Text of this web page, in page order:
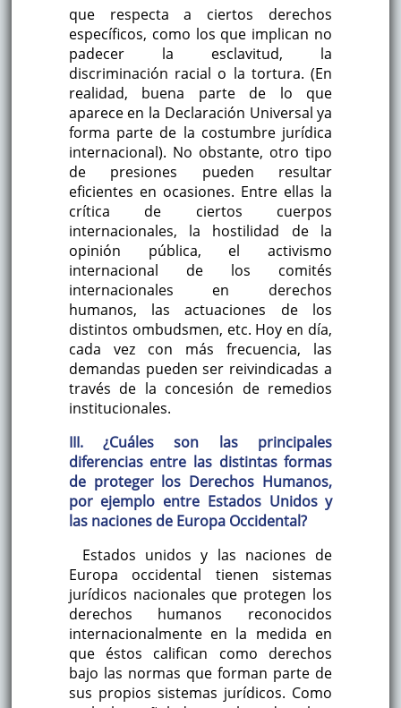
que respecta a ciertos derechos
específicos, como los que implican no
padecer la esclavitud, la
discriminación racial o la tortura. (En
realidad, buena parte de lo que
aparece en la Declaración Universal ya
forma parte de la costumbre jurídica
internacional). No obstante, otro tipo
de presiones pueden resultar
eficientes en ocasiones. Entre ellas la
crítica de ciertos cuerpos
internacionales, la hostilidad de la
opinión pública, el activismo
internacional de los comités
internacionales en derechos
humanos, las actuaciones de los
distintos ombudsmen, etc. Hoy en día,
cada vez con más frecuencia, las
demandas pueden ser reivindicadas a
través de la concesión de remedios
institucionales.
III. ¿Cuáles son las principales
diferencias entre las distintas formas
de proteger los Derechos Humanos,
por ejemplo entre Estados Unidos y
las naciones de Europa Occidental?
Estados unidos y las naciones de
Europa occidental tienen sistemas
jurídicos nacionales que protegen los
derechos humanos reconocidos
internacionalmente en la medida en
que éstos califican como derechos
bajo las normas que forman parte de
sus propios sistemas jurídicos. Como